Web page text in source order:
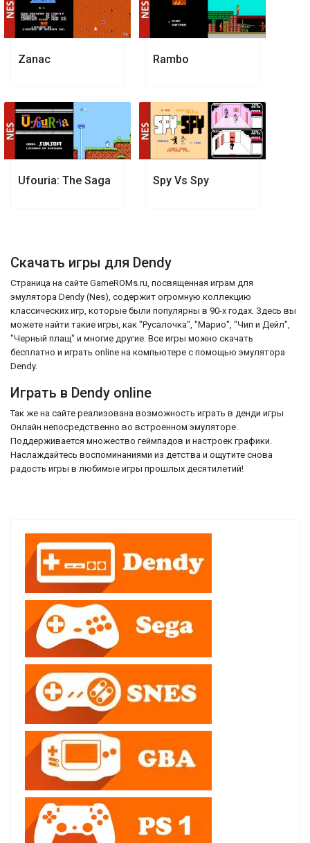
Zanac Rambo
Ufouria: The Saga Spy Vs Spy
Скачать игры для Dendy
Страница на сайте GameROMs.ru, посвященная играм для
эмулятора Dendy (Nes), содержит огромную коллекцию
классических игр, которые были популярны в 90-х годах. Здесь вы
можете найти такие игры, как "Русалочка", "Марио", "Чип и Дейл",
"Черный плащ" и многие другие. Все игры можно скачать
бесплатно и играть online на компьютере с помощью эмулятора
Dendy.
Играть в Dendy online
Так же на сайте реализована возможность играть в денди игры
Онлайн непосредственно во встроенном эмуляторе.
Поддерживается множество геймпадов и настроек графики.
Наслаждайтесь воспоминаниями из детства и ощутите снова
радость игры в любимые игры прошлых десятилетий!